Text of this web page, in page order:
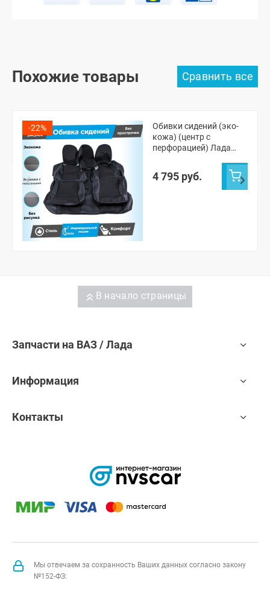
Похожие товары
-22%
Обивки сидений (эко-
кожа) (центр с
перфорацией) Лада
универсал 2171
(овальные малые
подголовники) (без
4 795 руб.
В начало страницы
Запчасти на ВАЗ / Лада
Информация
Контакты
Мы отвечаем за сохранность Ваших данных согласно закону
№152-ФЗ: